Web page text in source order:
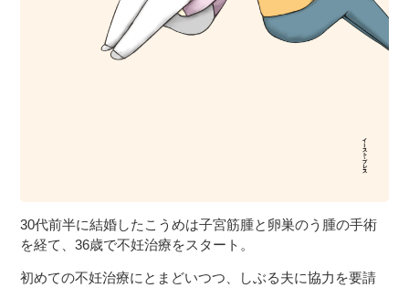
30代前半に結婚したこうめは子宮筋腫と卵巣のう腫の手術
を経て、36歳で不妊治療をスタート。
初めての不妊治療にとまどいつつ、しぶる夫に協力を要請